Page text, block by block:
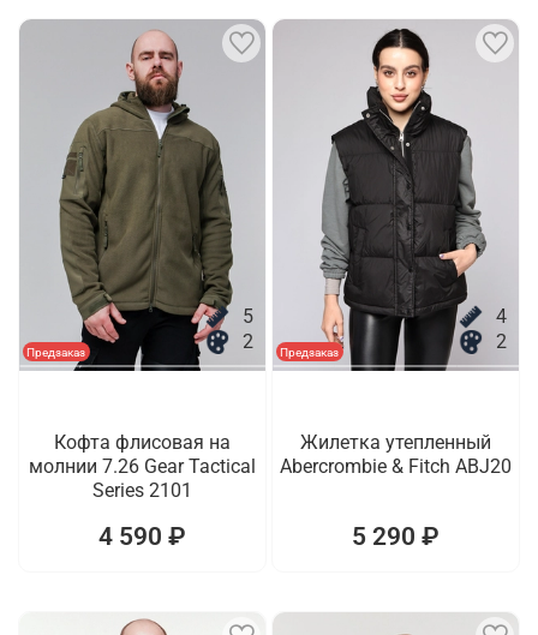
Предзаказ
5
2
Кофта флисовая на
молнии 7.26 Gear Tactical
Series 2101
4 590 ₽
Предзаказ
4
2
Жилетка утепленный
Abercrombie & Fitch ABJ20
5 290 ₽